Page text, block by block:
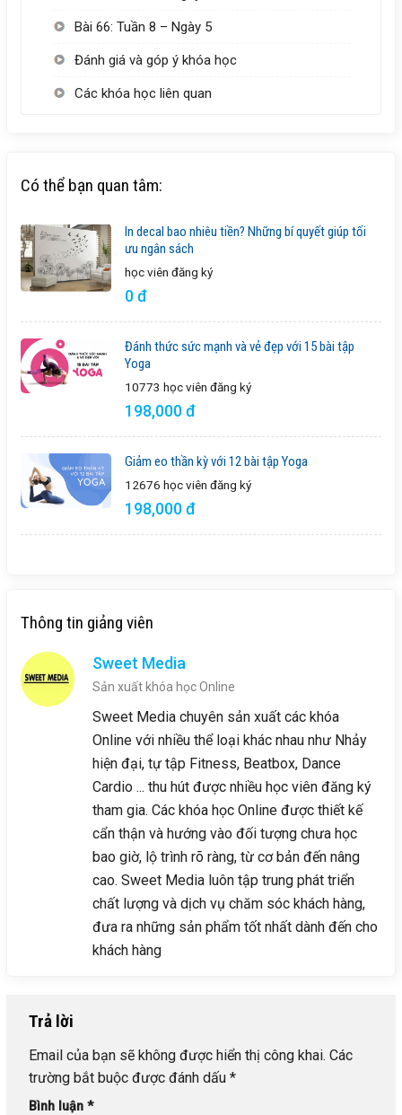
Bài 66: Tuần 8 – Ngày 5
Đánh giá và góp ý khóa học
Các khóa học liên quan
Có thể bạn quan tâm:
In decal bao nhiêu tiền? Những bí quyết giúp tối
ưu ngân sách
học viên đăng ký
0 đ
Đánh thức sức mạnh và vẻ đẹp với 15 bài tập
Yoga
10773 học viên đăng ký
198,000 đ
Giảm eo thần kỳ với 12 bài tập Yoga
12676 học viên đăng ký
198,000 đ
Thông tin giảng viên
Sweet Media
Sản xuất khóa học Online
Sweet Media chuyên sản xuất các khóa
Online với nhiều thể loại khác nhau như Nhảy
hiện đại, tự tập Fitness, Beatbox, Dance
Cardio ... thu hút được nhiều học viên đăng ký
tham gia. Các khóa học Online được thiết kế
cẩn thận và hướng vào đối tượng chưa học
bao giờ, lộ trình rõ ràng, từ cơ bản đến nâng
cao. Sweet Media luôn tập trung phát triển
chất lượng và dịch vụ chăm sóc khách hàng,
đưa ra những sản phẩm tốt nhất dành đến cho
khách hàng
Trả lời
Email của bạn sẽ không được hiển thị công khai. Các
trường bắt buộc được đánh dấu *
Bình luận *